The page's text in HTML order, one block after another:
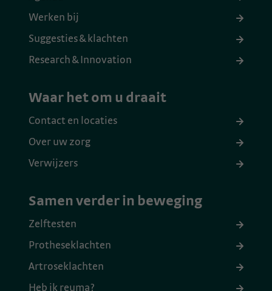
Werken bij
Suggesties & klachten
Research & Innovation
Waar het om u draait
Contact en locaties
Over uw zorg
Verwijzers
Samen verder in beweging
Zelftesten
Protheseklachten
Artroseklachten
Heb ik reuma?